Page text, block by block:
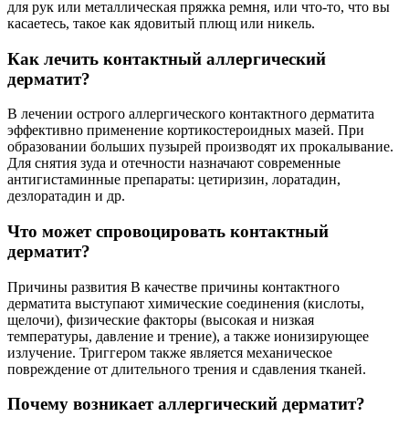
для рук или металлическая пряжка ремня, или что-то, что вы
касаетесь, такое как ядовитый плющ или никель.
Как лечить контактный аллергический
дерматит?
В лечении острого аллергического контактного дерматита
эффективно применение кортикостероидных мазей. При
образовании больших пузырей производят их прокалывание.
Для снятия зуда и отечности назначают современные
антигистаминные препараты: цетиризин, лоратадин,
дезлоратадин и др.
Что может спровоцировать контактный
дерматит?
Причины развития В качестве причины контактного
дерматита выступают химические соединения (кислоты,
щелочи), физические факторы (высокая и низкая
температуры, давление и трение), а также ионизирующее
излучение. Триггером также является механическое
повреждение от длительного трения и сдавления тканей.
Почему возникает аллергический дерматит?